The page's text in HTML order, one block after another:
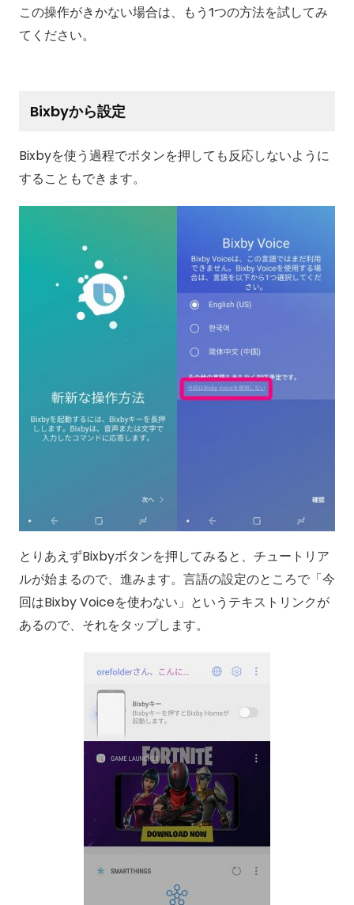
この操作がきかない場合は、もう1つの方法を試してみ
てください。
Bixbyから設定
Bixbyを使う過程でボタンを押しても反応しないように
することもできます。
とりあえずBixbyボタンを押してみると、チュートリア
ルが始まるので、進みます。言語の設定のところで「今
回はBixby Voiceを使わない」というテキストリンクが
あるので、それをタップします。